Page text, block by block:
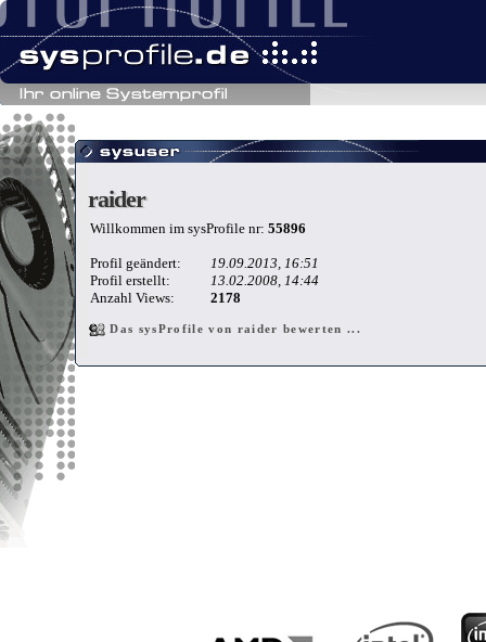
raider
raider
Willkommen im sysProfile nr: 55896
Profil geändert:
19.09.2013, 16:51
Profil erstellt:
13.02.2008, 14:44
Anzahl Views:
2178
Das sysProfile von raider bewerten ...